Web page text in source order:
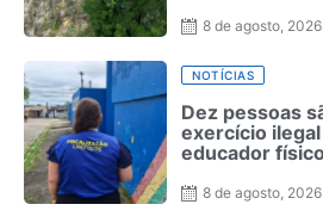
8 de agosto, 2026
NOTÍCIAS
Dez pessoas
exercício
educador
8 de agosto, 2026